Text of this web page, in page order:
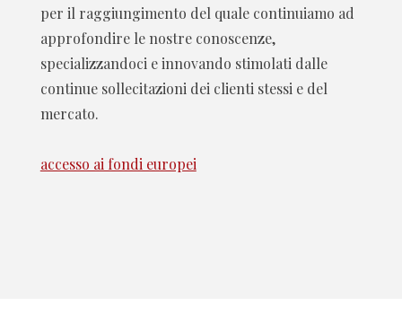
per il raggiungimento del quale continuiamo ad
approfondire le nostre conoscenze,
specializzandoci e innovando stimolati dalle
continue sollecitazioni dei clienti stessi e del
mercato.
accesso ai fondi europei